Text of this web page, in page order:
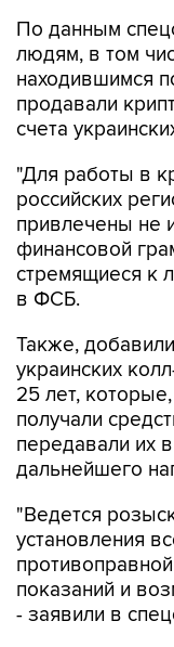
По данным
людям, в том
находившимся
продавали
счета
"Для работы в
российских
привлечены не
финансовой
стремящиеся к
в ФСБ.
Также,
украинских
25 лет,
получали
передавали их
дальнейшего
"Ведется
установления
показаний и
- заявили в